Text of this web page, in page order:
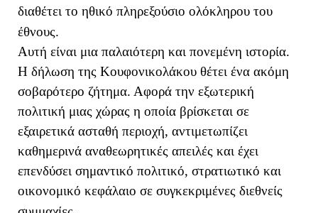
διαθέτει το ηθικό πληρεξούσιο ολόκληρου του
έθνους.
Αυτή είναι μια παλαιότερη και πονεμένη ιστορία.
Η δήλωση της Κουφονικολάκου θέτει ένα ακόμη
σοβαρότερο ζήτημα. Αφορά την εξωτερική
πολιτική μιας χώρας η οποία βρίσκεται σε
εξαιρετικά ασταθή περιοχή, αντιμετωπίζει
καθημερινά αναθεωρητικές απειλές και έχει
επενδύσει σημαντικό πολιτικό, στρατιωτικό και
οικονομικό κεφάλαιο σε συγκεκριμένες διεθνείς